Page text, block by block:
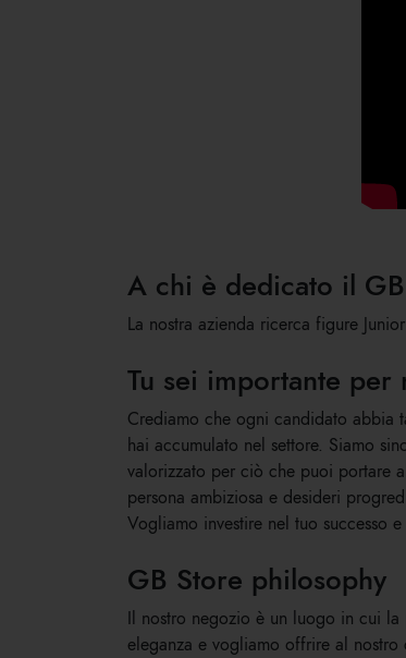
A chi è dedicato il
La nostra azienda ricerca figure
Tu sei importante per
Crediamo che ogni candidato abbia
hai accumulato nel settore. Siamo
valorizzato per ciò che puoi portare
persona ambiziosa e desideri
Vogliamo investire nel tuo successo
GB Store philosophy
Il nostro negozio è un luogo in cui
eleganza e vogliamo offrire al nostro